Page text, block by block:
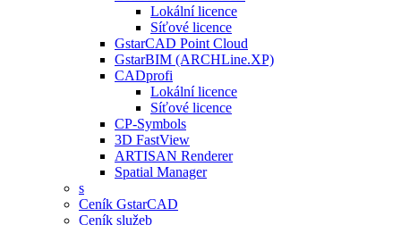
Lokální licence
Síťové licence
GstarCAD Point Cloud
GstarBIM (ARCHLine.XP)
CADprofi
Lokální licence
Síťové licence
CP-Symbols
3D FastView
ARTISAN Renderer
Spatial Manager
s
Ceník GstarCAD
Ceník služeb